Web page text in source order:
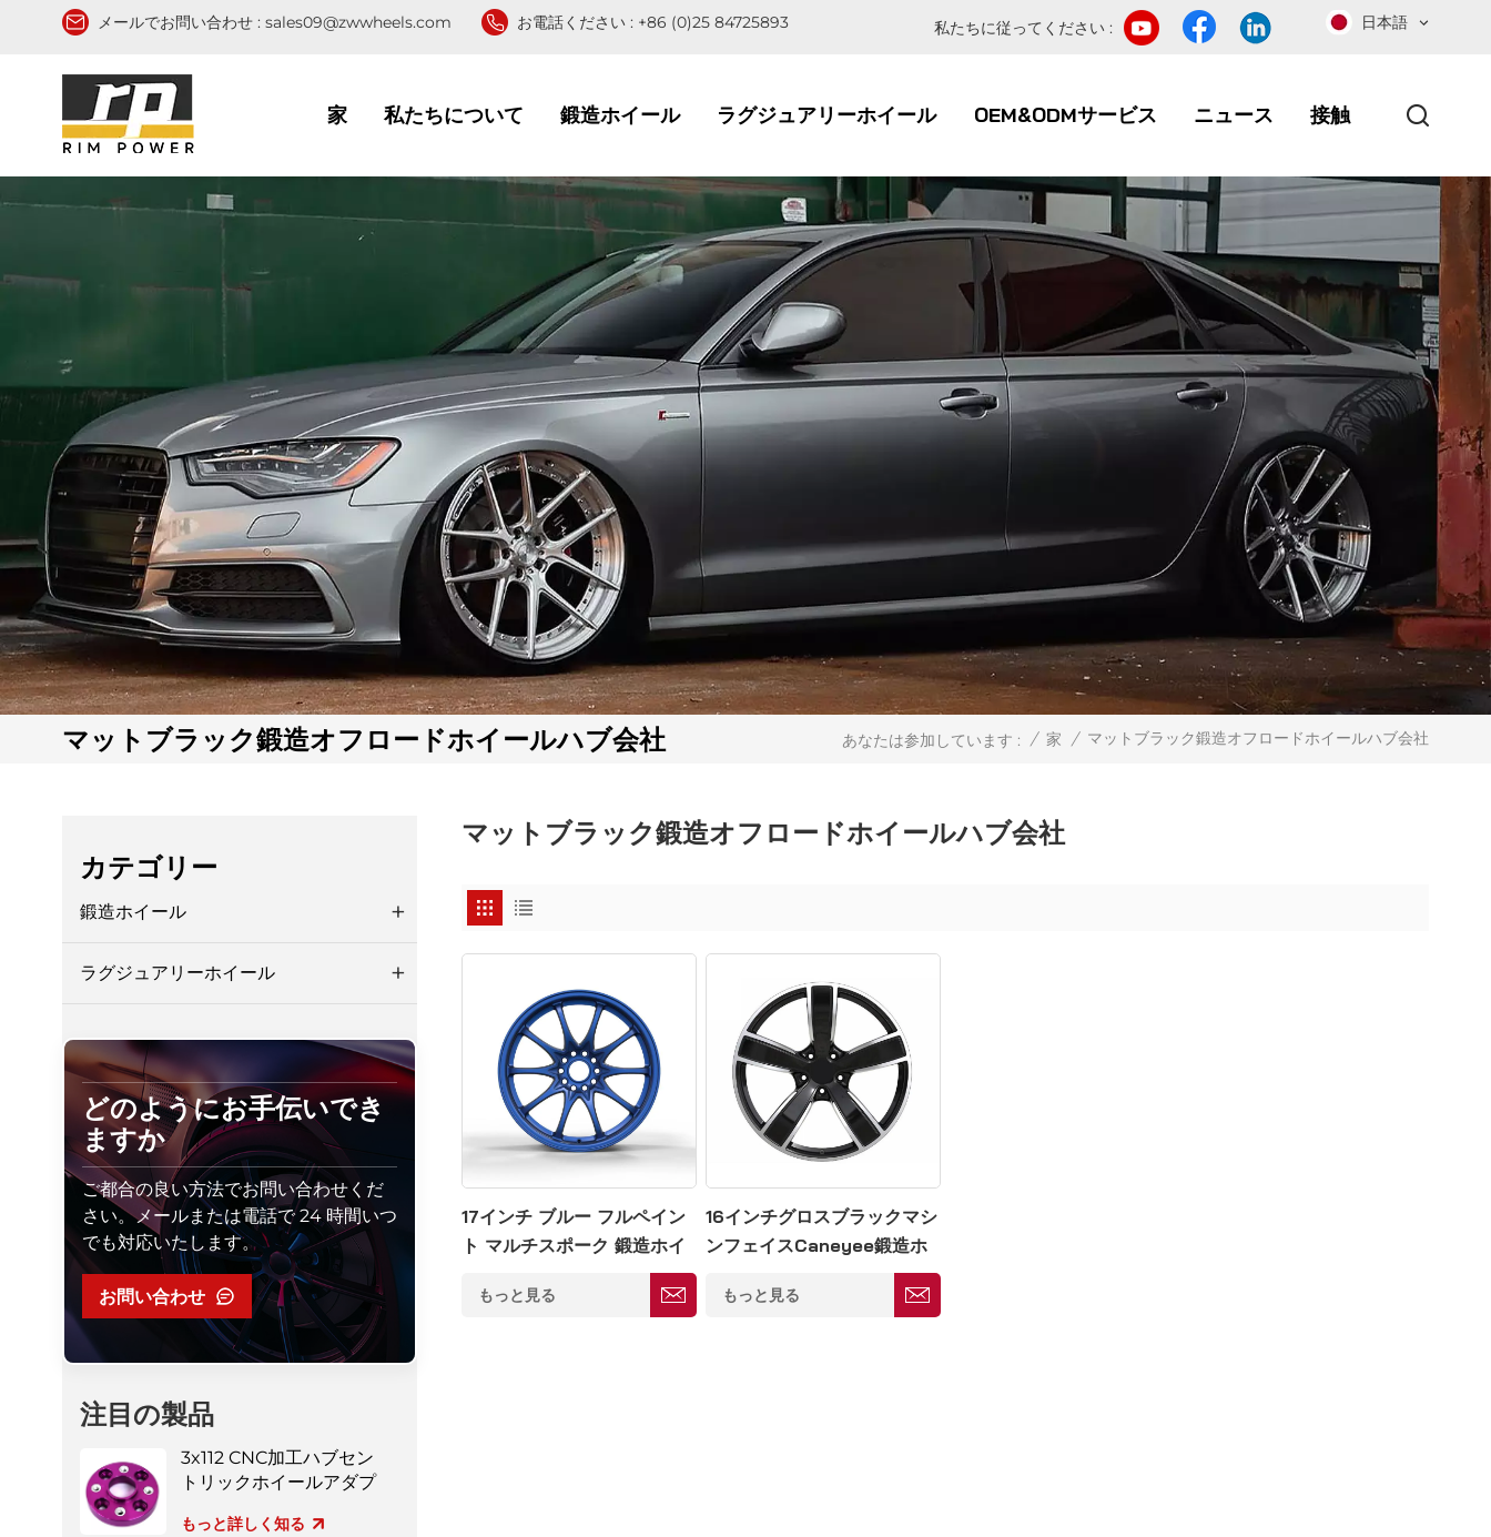
メールでお問い合わせ : sales09@zwwheels.com お電話ください : +86 (0)25 84725893 日本語
私たちに従ってください :
家 私たちについて 鍛造ホイール ラグジュアリーホイール OEM&ODMサービス ニュース 接触
マットブラック鍛造オフロードホイールハブ会社 あなたは参加しています : / 家 / マットブラック鍛造オフロードホイールハブ会社
マットブラック鍛造オフロードホイールハブ会社
17インチ ブルー フルペイン
ト マルチスポーク 鍛造ホイ
もっと見る
16インチグロスブラックマシ
ンフェイスCaneyee鍛造ホ
もっと見る
カテゴリー
鍛造ホイール
ラグジュアリーホイール
どのようにお手伝いでき
ますか
ご都合の良い方法でお問い合わせくだ
さい。メールまたは電話で 24 時間いつ
でも対応いたします。
お問い合わせ
注目の製品
3x112 CNC加工ハブセン
トリックホイールアダプ
もっと詳しく知る